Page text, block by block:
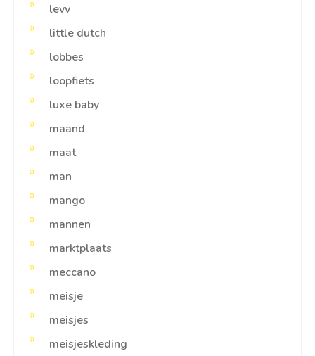
levv
little dutch
lobbes
loopfiets
luxe baby
maand
maat
man
mango
mannen
marktplaats
meccano
meisje
meisjes
meisjeskleding